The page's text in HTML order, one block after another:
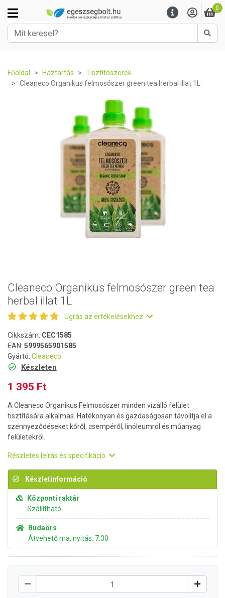
0
Főoldal Háztartás
Tisztítószerek
Cleaneco Organikus felmosószer green tea herbal illat 1L
Cleaneco Organikus felmosószer green tea
herbal illat 1L
Ugrás az értékelésekhez
Cikkszám: CEC1585
EAN: 5999565901585
Gyártó: Cleaneco
Készleten
1 395 Ft
A Cleaneco Organikus Felmosószer minden vízálló felület
tisztítására alkalmas. Hatékonyan és gazdaságosan távolítja el a
szennyeződéseket kőről, csempéről, linóleumról és műanyag
felületekről.
Részletes leírás és specifikáció
Készletinformáció
Központi raktár
Szállítható
Budaörs
Átvehető ma, nyitás: 7:30